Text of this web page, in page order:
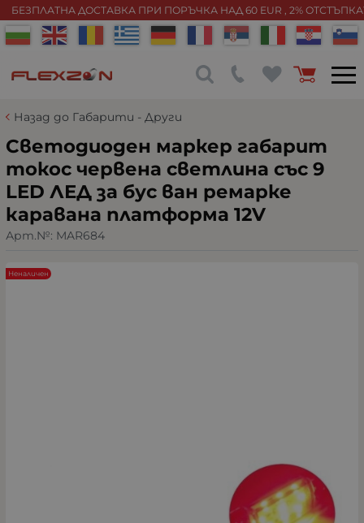
БЕЗПЛАТНА ДОСТАВКА ПРИ ПОРЪЧКА НАД 60 EUR , 2%
Назад до Габарити - Други
Светодиоден маркер габарит
токос червена светлина със 9
LED ЛЕД за бус ван ремарке
каравана платформа 12V
Арт.№: MAR684
Неналичен